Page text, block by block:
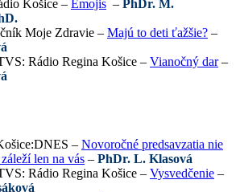
Košice – Emojis – PhDr. M.
Moje Zdravie – Majú to deti ťažšie? –
Rádio Regina Košice – Vianočný dar–
– Novoročné predsavzatia nie
len na vás – PhDr. L. Klasová
Rádio Regina Košice – Vysvedčenie –